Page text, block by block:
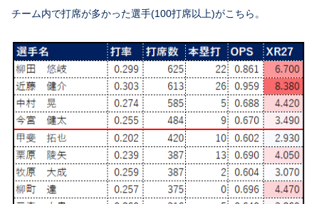
チーム内で打席が多かった選手(100打席以上)がこちら。